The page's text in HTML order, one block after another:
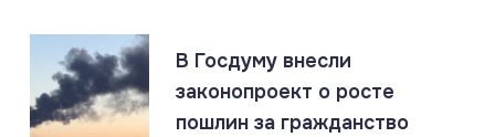
07.08.2026
ЕС переводит Украине €1,4 млрд из доходов от
замороженных активов России
В Госдуму внесли
законопроект о росте
пошлин за гражданство